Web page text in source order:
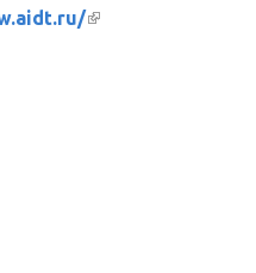
(внешняя ссылка)
для отправки email)